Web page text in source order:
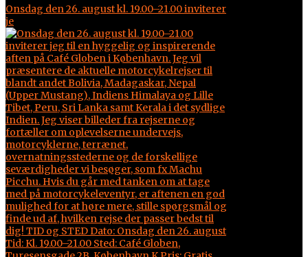
Onsdag den 26. august kl. 19.00–21.00 inviterer
je